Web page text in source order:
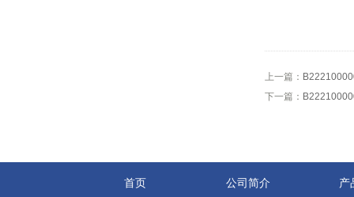
上一篇：
下一篇：
首页 公司简介 产